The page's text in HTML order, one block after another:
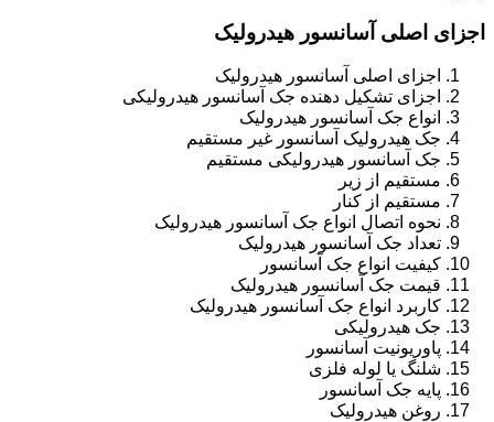
اجزای اصلی آسانسور هیدرولیک
اجزای اصلی آسانسور هیدرولیک
اجزای تشکیل دهنده جک آسانسور هیدرولیکی
انواع جک آسانسور هیدرولیک
جک هیدرولیک آسانسور غیر مستقیم
جک آسانسور هیدرولیکی مستقیم
مستقیم از زیر
مستقیم از کنار
نحوه اتصال انواع جک آسانسور هیدرولیک
تعداد جک آسانسور هیدرولیک
کیفیت انواع جک آسانسور
قیمت جک آسانسور هیدرولیک
کاربرد انواع جک آسانسور هیدرولیک
جک هیدرولیکی
پاوریونیت آسانسور
شلنگ یا لوله فلزی
پایه جک آسانسور
روغن هیدرولیک